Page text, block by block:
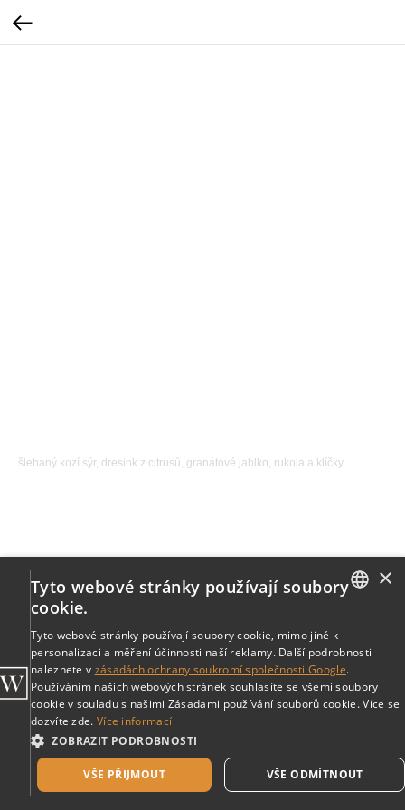
šlehaný kozí sýr, dresink z citrusů, granátové jablko, rukola a klíčky
CZECH
×
Tyto webové stránky používají soubory
cookie.
Tyto webové stránky používají soubory cookie, mimo jiné k
personalizaci a měření účinnosti naší reklamy. Další podrobnosti
naleznete v zásadách ochrany soukromí společnosti Google.
Používáním našich webových stránek souhlasíte se všemi soubory
cookie v souladu s našimi Zásadami používání souborů cookie. Více se
dozvíte zde. Více informací
ZOBRAZIT PODROBNOSTI
VŠE PŘIJMOUT VŠE ODMÍTNOUT